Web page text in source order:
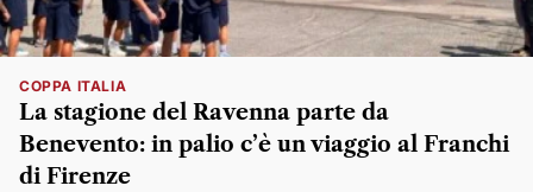
COPPA ITALIA
La stagione del Ravenna parte da
Benevento: in palio c’è un viaggio al Franchi
di Firenze